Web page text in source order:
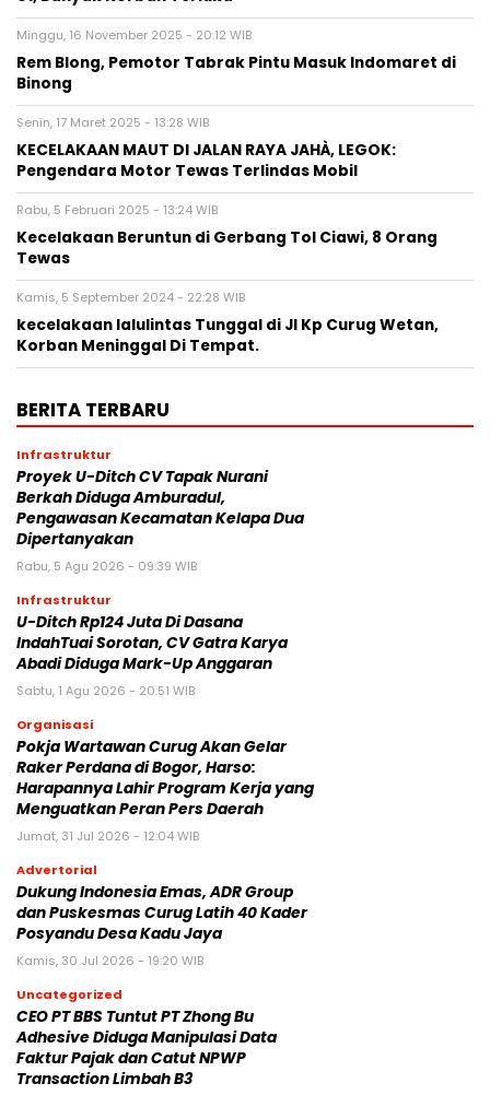
Minggu, 16 November 2025 - 20:12 WIB
‎Rem Blong, Pemotor Tabrak Pintu Masuk Indomaret di
Binong
Senin, 17 Maret 2025 - 13:28 WIB
KECELAKAAN MAUT DI JALAN RAYA JAHÀ, LEGOK:
Pengendara Motor Tewas Terlindas Mobil
Rabu, 5 Februari 2025 - 13:24 WIB
Kecelakaan Beruntun di Gerbang Tol Ciawi, 8 Orang
Tewas
Kamis, 5 September 2024 - 22:28 WIB
kecelakaan lalulintas Tunggal di Jl Kp Curug Wetan,
Korban Meninggal Di Tempat.
BERITA TERBARU
Infrastruktur
Proyek U-Ditch CV Tapak Nurani
Berkah Diduga Amburadul,
Pengawasan Kecamatan Kelapa Dua
Dipertanyakan
Rabu, 5 Agu 2026 - 09:39 WIB
Infrastruktur
U-Ditch Rp124 Juta Di Dasana
IndahTuai Sorotan, CV Gatra Karya
Abadi Diduga Mark-Up Anggaran
Sabtu, 1 Agu 2026 - 20:51 WIB
Organisasi
Pokja Wartawan Curug Akan Gelar
Raker Perdana di Bogor, Harso:
Harapannya Lahir Program Kerja yang
Menguatkan Peran Pers Daerah
Jumat, 31 Jul 2026 - 12:04 WIB
Advertorial
‎Dukung Indonesia Emas, ADR Group
dan Puskesmas Curug Latih 40 Kader
Posyandu Desa Kadu Jaya‎
Kamis, 30 Jul 2026 - 19:20 WIB
Uncategorized
CEO PT BBS Tuntut PT Zhong Bu
Adhesive Diduga Manipulasi Data
Faktur Pajak dan Catut NPWP
Transaction Limbah B3